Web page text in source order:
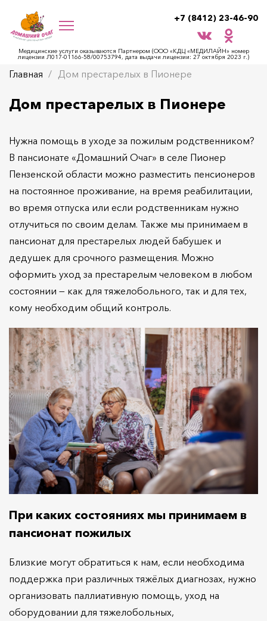
+7 (8412) 23-46-90
Медицинские услуги оказываются Партнером (ООО «КДЦ «МЕДИЛАЙН» номер
лицензии Л017-01166-58/00753794, дата выдачи лицензии: 27 октября 2023 г.)
Главная Дом престарелых в Пионере
Дом престарелых в Пионере
Нужна помощь в уходе за пожилым родственником?
В пансионате «Домашний Очаг» в селе Пионер
Пензенской области можно разместить пенсионеров
на постоянное проживание, на время реабилитации,
во время отпуска или если родственникам нужно
отлучиться по своим делам. Также мы принимаем в
пансионат для престарелых людей бабушек и
дедушек для срочного размещения. Можно
оформить уход за престарелым человеком в любом
состоянии — как для тяжелобольного, так и для тех,
кому необходим общий контроль.
При каких состояниях мы принимаем в
пансионат пожилых
Близкие могут обратиться к нам, если необходима
поддержка при различных тяжёлых диагнозах, нужно
организовать паллиативную помощь, уход на
оборудовании для тяжелобольных,